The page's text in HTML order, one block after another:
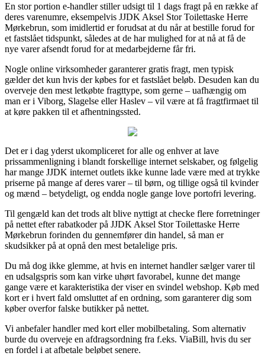
En stor portion e-handler stiller udsigt til 1 dags fragt på en række af
deres varenumre, eksempelvis JJDK Aksel Stor Toilettaske Herre
Mørkebrun, som imidlertid er forudsat at du når at bestille forud for
et fastslået tidspunkt, således at de har mulighed for at nå at få de
nye varer afsendt forud for at medarbejderne får fri.
Nogle online virksomheder garanterer gratis fragt, men typisk
gælder det kun hvis der købes for et fastslået beløb. Desuden kan du
overveje den mest letkøbte fragttype, som gerne – uafhængig om
man er i Viborg, Slagelse eller Haslev – vil være at få fragtfirmaet til
at køre pakken til et afhentningssted.
Det er i dag yderst ukompliceret for alle og enhver at lave
prissammenligning i blandt forskellige internet selskaber, og følgelig
har mange JJDK internet outlets ikke kunne lade være med at trykke
priserne på mange af deres varer – til børn, og tillige også til kvinder
og mænd – betydeligt, og endda nogle gange love portofri levering.
Til gengæld kan det trods alt blive nyttigt at checke flere forretninger
på nettet efter rabatkoder på JJDK Aksel Stor Toilettaske Herre
Mørkebrun forinden du gennemfører din handel, så man er
skudsikker på at opnå den mest betalelige pris.
Du må dog ikke glemme, at hvis en internet handler sælger varer til
en udsalgspris som kan virke uhørt favorabel, kunne det mange
gange være et karakteristika der viser en svindel webshop. Køb med
kort er i hvert fald omsluttet af en ordning, som garanterer dig som
køber overfor falske butikker på nettet.
Vi anbefaler handler med kort eller mobilbetaling. Som alternativ
burde du overveje en afdragsordning fra f.eks. ViaBill, hvis du ser
en fordel i at afbetale beløbet senere.